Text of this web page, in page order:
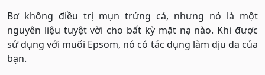
Bơ không điều trị mụn trứng cá, nhưng nó là một
nguyên liệu tuyệt vời cho bất kỳ mặt nạ nào. Khi được
sử dụng với muối Epsom, nó có tác dụng làm dịu da của
bạn.